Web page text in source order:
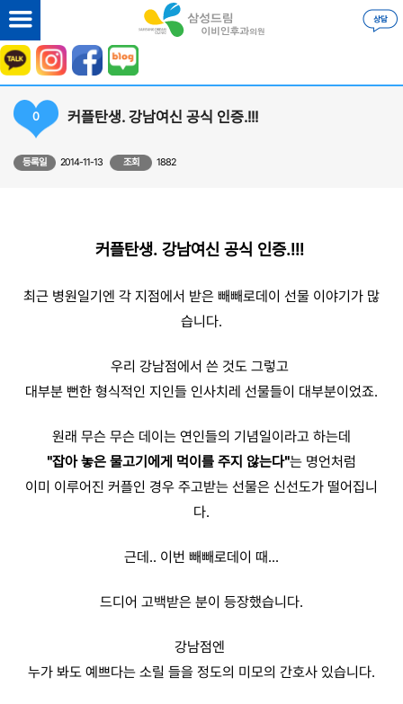
0 커플탄생. 강남여신 공식 인증.!!!
등록일 2014-11-13 조회 1882
커플탄생. 강남여신 공식 인증.!!!
최근 병원일기엔 각 지점에서 받은 빼빼로데이 선물 이야기가 많
습니다.
우리 강남점에서 쓴 것도 그렇고
대부분 뻔한 형식적인 지인들 인사치레 선물들이 대부분이었죠.
원래 무슨 무슨 데이는 연인들의 기념일이라고 하는데
"잡아 놓은 물고기에게 먹이를 주지 않는다"는 명언처럼
이미 이루어진 커플인 경우 주고받는 선물은 신선도가 떨어집니
다.
근데.. 이번 빼빼로데이 때...
드디어 고백받은 분이 등장했습니다.
강남점엔
누가 봐도 예쁘다는 소릴 들을 정도의 미모의 간호사 있습니다.